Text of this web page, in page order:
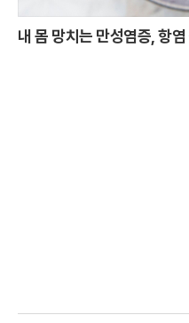
내 몸 망치는 만성염증, 항